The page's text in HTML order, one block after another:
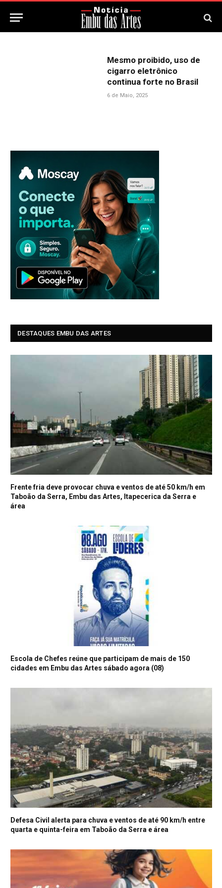
Mesmo proibido, uso de
cigarro eletrônico
continua forte no Brasil
6 de Maio, 2025
DESTAQUES EMBU DAS ARTES
Frente fria deve provocar chuva e ventos de até 50 km/h em
Taboão da Serra, Embu das Artes, Itapecerica da Serra e
área
Escola de Chefes reúne que participam de mais de 150
cidades em Embu das Artes sábado agora (08)
Defesa Civil alerta para chuva e ventos de até 90 km/h entre
quarta e quinta-feira em Taboão da Serra e área